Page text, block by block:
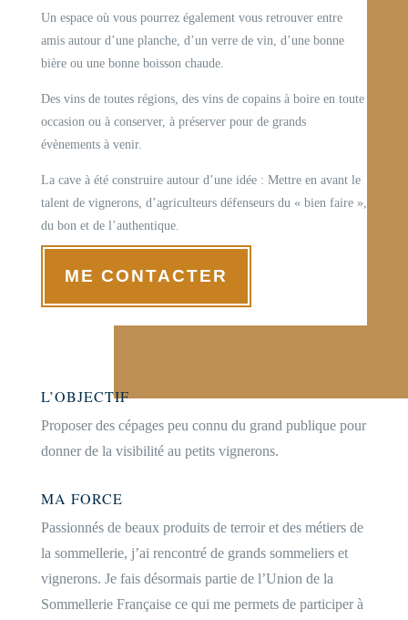
Un espace où vous pourrez également vous retrouver entre
amis autour d’une planche, d’un verre de vin, d’une bonne
bière ou une bonne boisson chaude.
Des vins de toutes régions, des vins de copains à boire en toute
occasion ou à conserver, à préserver pour de grands
évènements à venir.
La cave à été construire autour d’une idée : Mettre en avant le
talent de vignerons, d’agriculteurs défenseurs du « bien faire »,
du bon et de l’authentique.
ME CONTACTER
L’OBJECTIF
Proposer des cépages peu connu du grand publique pour
donner de la visibilité au petits vignerons.
MA FORCE
Passionnés de beaux produits de terroir et des métiers de
la sommellerie, j’ai rencontré de grands sommeliers et
vignerons. Je fais désormais partie de l’Union de la
Sommellerie Française ce qui me permets de participer à